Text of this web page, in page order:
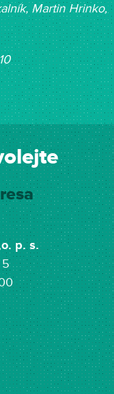
Martin Hrinko,
p. s.